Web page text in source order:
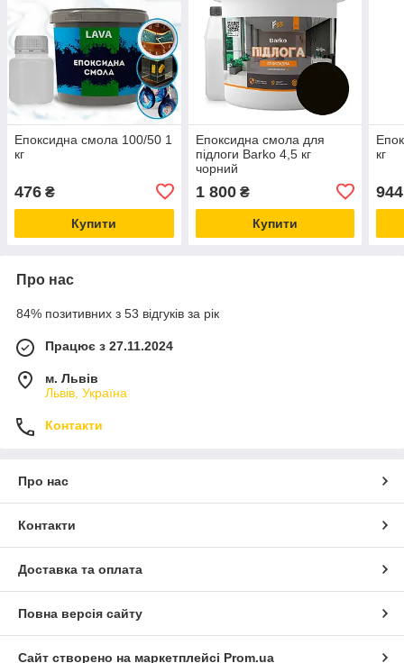
Епоксидна смола 100/50 1
кг
476 ₴
Купити
Епоксидна смола для
підлоги Barko 4,5 кг
чорний
1 800₴
Купити
кг
944
Про нас
84% позитивних з 53 відгуків за рік
Працює з 27.11.2024
м. Львів
Львів, Україна
Контакти
Про нас
Контакти
Доставка та оплата
Повна версія сайту
Сайт створено на маркетплейсі Prom.ua